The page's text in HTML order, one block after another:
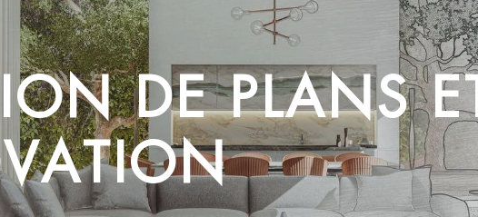
ION DE PLANS E
VATION